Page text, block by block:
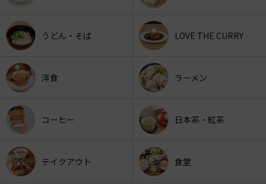
うどん・そば LOVE THE CURRY
洋食 ラーメン
コーヒー 日本茶・紅茶
テイクアウト 食堂